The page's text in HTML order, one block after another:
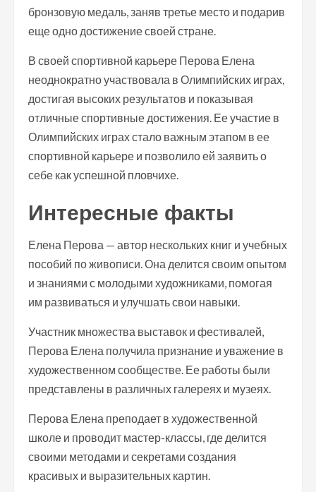
бронзовую медаль, заняв третье место и подарив
еще одно достижение своей стране.
В своей спортивной карьере Перова Елена
неоднократно участвовала в Олимпийских играх,
достигая высоких результатов и показывая
отличные спортивные достижения. Ее участие в
Олимпийских играх стало важным этапом в ее
спортивной карьере и позволило ей заявить о
себе как успешной пловчихе.
Интересные факты
Елена Перова — автор нескольких книг и учебных
пособий по живописи. Она делится своим опытом
и знаниями с молодыми художниками, помогая
им развиваться и улучшать свои навыки.
Участник множества выставок и фестивалей,
Перова Елена получила признание и уважение в
художественном сообществе. Ее работы были
представлены в различных галереях и музеях.
Перова Елена преподает в художественной
школе и проводит мастер-классы, где делится
своими методами и секретами создания
красивых и выразительных картин.